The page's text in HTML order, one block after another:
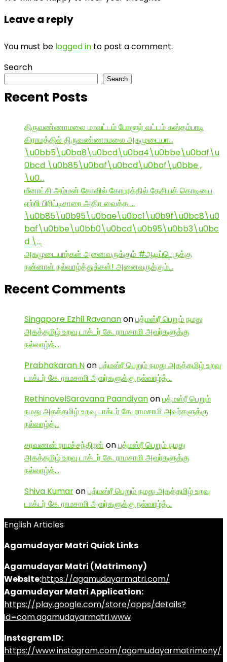
Leave a reply
You must be logged in to post a comment.
Search
Search
Recent Posts
திருவண்ணாமலை மாவட்டம் போளூர் வட்டம் கஸ்தம்பாடி
கிராமத்தில் திருவண்ணாமலை அகமுடையா…
\u0bb5\u0ba8\u0bcd\u0ba4\u0bbe\u0baf\u
0bcd \u0b85\u0baf\u0bcd\u0baf\u0bbe ,
\u0…
மீனாட்சி அம்மன் கோவில் கோபுரத்தில் தேசியக் கொடியை
ஏற்றி பிரிட்டிசாரை அதிர வைத்த …
\u0b85\u0b95\u0bae\u0bc1\u0b9f\u0bc8\u0
baf\u0bbe\u0bb0\u0bcd\u0b95\u0bb3\u0bc
d \…
அகமுடையார்கள் அனைவருக்கும் #ஆடிப்பெருக்கு
நன்னாள் நல்வாழ்த்துக்கள்! அனைவருக்கும்…
Recent Comments
Singapore Ezhil Ravananonபத்மஸ்ரீ பெறும் நமது
அகத்தமிழ் உறவு டாக்டர் கே. ராமசாமி அவர்களுக்கு
நல்வாழ்த்…
Prabhakaran Nonபத்மஸ்ரீ பெறும் நமது அகத்தமிழ் உறவு
டாக்டர் கே. ராமசாமி அவர்களுக்கு நல்வாழ்த்…
RethinavelSaravana Paandiyanonபத்மஸ்ரீ பெறும்
நமது அகத்தமிழ் உறவு டாக்டர் கே. ராமசாமி அவர்களுக்கு
நல்வாழ்த்…
சரவணன் ராமச்சந்திரன் onபத்மஸ்ரீ பெறும் நமது
அகத்தமிழ் உறவு டாக்டர் கே. ராமசாமி அவர்களுக்கு
நல்வாழ்த்…
Shiva Kumaronபத்மஸ்ரீ பெறும் நமது அகத்தமிழ் உறவு
டாக்டர் கே. ராமசாமி அவர்களுக்கு நல்வாழ்த்…
English Articles
Agamudayar Matri Quick Links
Agamudayar Matri (Matrimony)
Website:https://agamudayarmatri.com/
Agamudayar Matri Application:
https://play.google.com/store/apps/details?
id=com.agamudayarmatri.www
Instagram ID:
https://www.instagram.com/agamudayarmatrimony/